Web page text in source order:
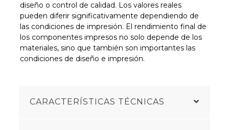
diseño o control de calidad. Los valores reales
pueden diferir significativamente dependiendo de
las condiciones de impresión. El rendimiento final de
los componentes impresos no solo depende de los
materiales, sino que también son importantes las
condiciones de diseño e impresión.
CARACTERÍSTICAS TÉCNICAS